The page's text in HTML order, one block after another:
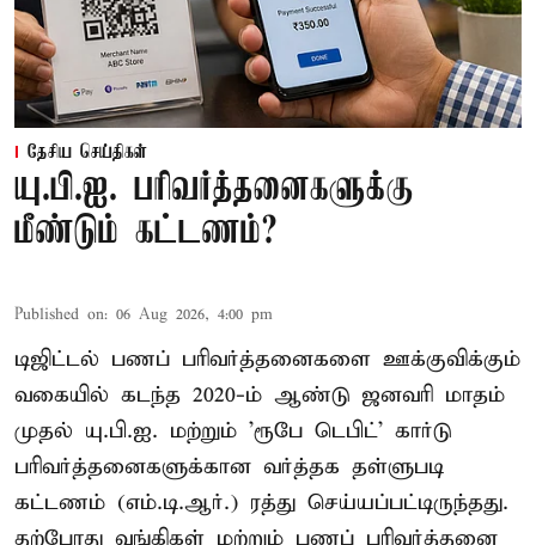
தேசிய செய்திகள்
யு.பி.ஐ. பரிவர்த்தனைகளுக்கு
மீண்டும் கட்டணம்?
Published on: 06 Aug 2026, 4:00 pm
டிஜிட்டல் பணப் பரிவர்த்தனைகளை ஊக்குவிக்கும்
வகையில் கடந்த 2020-ம் ஆண்டு ஜனவரி மாதம்
முதல் யு.பி.ஐ. மற்றும் 'ரூபே டெபிட்' கார்டு
பரிவர்த்தனைகளுக்கான வர்த்தக தள்ளுபடி
கட்டணம் (எம்.டி.ஆர்.) ரத்து செய்யப்பட்டிருந்தது.
தற்போது வங்கிகள் மற்றும் பணப் பரிவர்த்தனை